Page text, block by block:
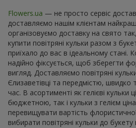
Flowers.ua — не просто сервіс
доставляємо нашім клієнтам
організовуємо доставку на свято
купити повітряні кульки разом з
приїхало до вас в ідеальному стані.
надійно фіксується, щоб зберегти
вигляд. Доставляємо повітряні
Єлизаветівці та передмістю,
час. В асортименті як гелієві кульки
бюджетною, так і кульки з гелієм
перевищувати вартість флористичної
вибирати повітряні кульки до